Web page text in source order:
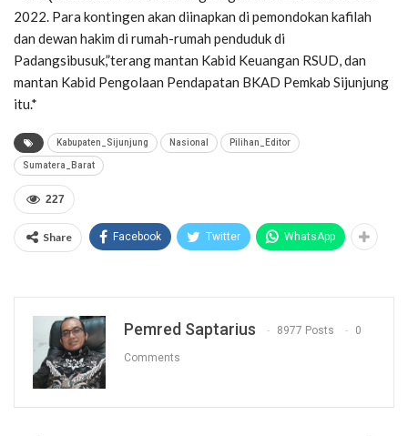
2022. Para kontingen akan diinapkan di pemondokan kafilah
dan dewan hakim di rumah-rumah penduduk di
Padangsibusuk,”terang mantan Kabid Keuangan RSUD, dan
mantan Kabid Pengolaan Pendapatan BKAD Pemkab Sijunjung
itu.*
Kabupaten_Sijunjung Nasional Pilihan_Editor
Sumatera_Barat
227
Share Facebook Twitter WhatsApp
Pemred Saptarius 8977 Posts 0
Comments